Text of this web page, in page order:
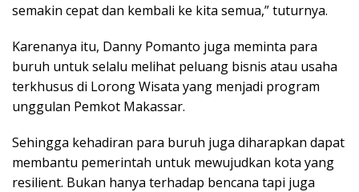
semakin cepat dan kembali ke kita semua,” tuturnya.
Karenanya itu, Danny Pomanto juga meminta para
buruh untuk selalu melihat peluang bisnis atau usaha
terkhusus di Lorong Wisata yang menjadi program
unggulan Pemkot Makassar.
Sehingga kehadiran para buruh juga diharapkan dapat
membantu pemerintah untuk mewujudkan kota yang
resilient. Bukan hanya terhadap bencana tapi juga